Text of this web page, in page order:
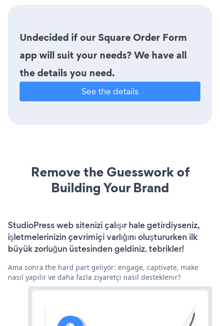
Undecided if our Square Order Form
app will suit your needs? We have all
the details you need.
See the details
Remove the Guesswork of
Building Your Brand
StudioPress web sitenizi çalışır hale getirdiyseniz,
işletmelerinizin çevrimiçi varlığını oluştururken ilk
büyük zorluğun üstesinden geldiniz. tebrikler!
Ama sonra the hard part geliyor: engage, captivate, make
nasıl yapılır ve daha fazla ziyaretçi nasıl desteklenir?